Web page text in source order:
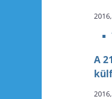
A